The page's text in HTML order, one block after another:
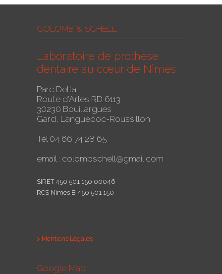
COLOMB & SCHELL
Laboratoire de prothèse
dentaire au cœur de Nîmes
Parc Delta
Route d'Arles RD 6113
30230 Bouillargues
Gard, Languedoc-Roussillon
Tel 04 66 74 28 65
email : colombschell@gmail.com
SIRET 450 501 150 00046
RCS Nîmes B 450 501 150
> Mentions Légales
Google Map